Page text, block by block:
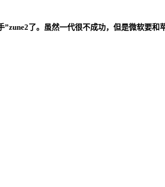
”zune2了。虽然一代很不成功，但是微软要